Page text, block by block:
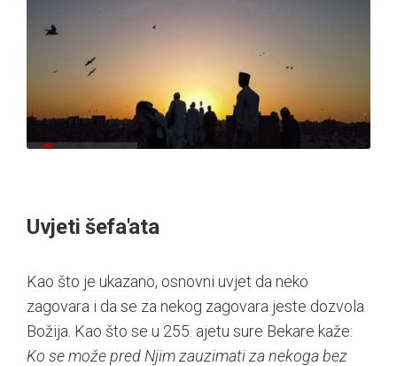
Uvjeti šefa'ata
Kao što je ukazano, osnovni uvjet da neko
zagovara i da se za nekog zagovara jeste dozvola
Božija. Kao što se u 255. ajetu sure Bekare kaže:
Ko se može pred Njim zauzimati za nekoga bez